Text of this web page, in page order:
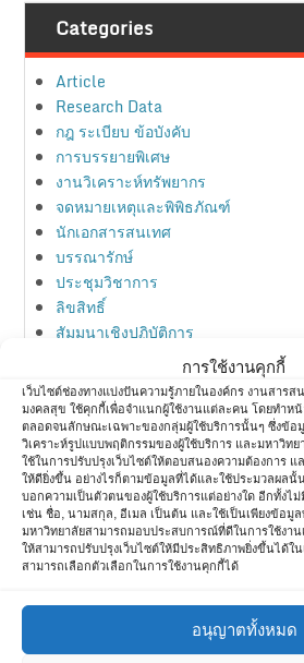
การใช้งานคุกกี้
เว็บไซต์ช่องทางแบ่งปันความรู้ภายในองค์กร งานสาร
มงคลสุข ใช้คุกกี้เพื่อจำแนกผู้ใช้งานแต่ละคน โดยทำห
ตลอดจนลักษณะเฉพาะของกลุ่มผู้ใช้บริการนั้นๆ ซึ่งข้อ
วิเคราะห์รูปแบบพฤติกรรมของผู้ใช้บริการ และมหาวิท
ใช้ในการปรับปรุงเว็บไซต์ให้ตอบสนองความต้องการ แ
ให้ดียิ่งขึ้น อย่างไรก็ตามข้อมูลที่ได้และใช้ประมวลผลนั้
บอกความเป็นตัวตนของผู้ใช้บริการแต่อย่างใด อีกทั้งไ
เช่น ชื่อ, นามสกุล, อีเมล เป็นต้น และใช้เป็นเพียงข้อมู
มหาวิทยาลัยสามารถมอบประสบการณ์ที่ดีในการใช้งา
ให้สามารถปรับปรุงเว็บไซต์ให้มีประสิทธิภาพยิ่งขึ้นได้ใ
สามารถเลือกตัวเลือกในการใช้งานคุกกี้ได้
อนุญาตทั้งหมด
Categories
Article
Research Data
กฎ ระเบียบ ข้อบังคับ
การบรรยายพิเศษ
งานวิเคราะห์ทรัพยากร
จดหมายเหตุและพิพิธภัณฑ์
นักเอกสารสนเทศ
บรรณารักษ์
ประชุมวิชาการ
ลิขสิทธิ์
สัมมนาเชิงปฏิบัติการ
สื่อสังคมออนไลน์
ห้องสมุด
ห้องสมุดกับการตลาด
อบรมวิชาการ
ไอที
Meta
Log in